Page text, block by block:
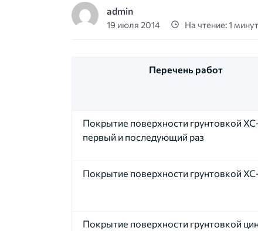
admin
19 июля 2014 На чтение: 1
Перечень работ
Покрытие поверхности грунтовкой
первый и последующий раз
Покрытие поверхности грунтовкой
Покрытие поверхности грунтовкой